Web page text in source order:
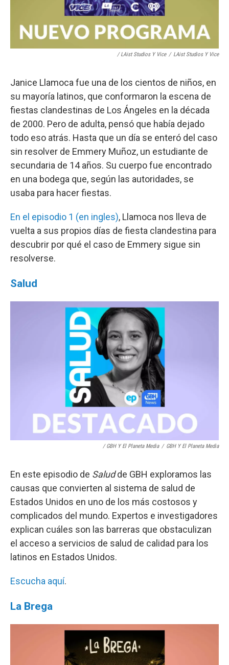
/ LAist Studios Y Vice / LAist Studios Y Vice
Janice Llamoca fue una de los cientos de niños, en
su mayoría latinos, que conformaron la escena de
fiestas clandestinas de Los Ángeles en la década
de 2000. Pero de adulta, pensó que había dejado
todo eso atrás. Hasta que un día se enteró del caso
sin resolver de Emmery Muñoz, un estudiante de
secundaria de 14 años. Su cuerpo fue encontrado
en una bodega que, según las autoridades, se
usaba para hacer fiestas.
En el episodio 1 (en ingles), Llamoca nos lleva de
vuelta a sus propios días de fiesta clandestina para
descubrir por qué el caso de Emmery sigue sin
resolverse.
Salud
/ GBH Y El Planeta Media / GBH Y El Planeta Media
En este episodio de Saludde GBH exploramos las
causas que convierten al sistema de salud de
Estados Unidos en uno de los más costosos y
complicados del mundo. Expertos e investigadores
explican cuáles son las barreras que obstaculizan
el acceso a servicios de salud de calidad para los
latinos en Estados Unidos.
Escucha aquí.
La Brega